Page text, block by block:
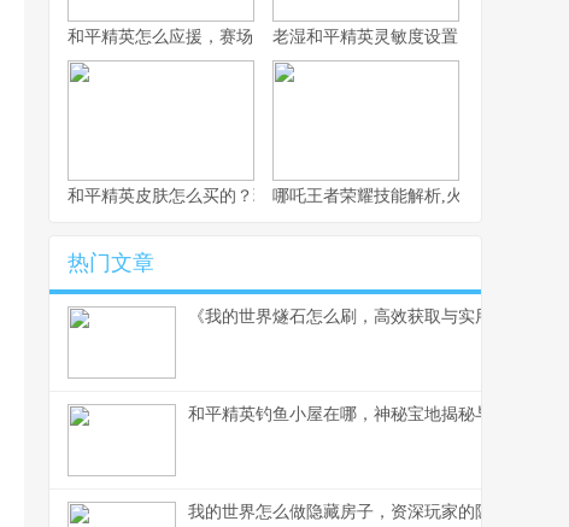
和平精英怎么应援，赛场内外皆是战场老湿和平精英灵敏度设置：指尖胜负的
和平精英皮肤怎么买的？玩家必备的虚拟时尚指南
哪吒王者荣耀技能解析,火焰少年的战场
热门文章
《我的世界燧石怎么刷，高效获取与实用技巧全解
和平精英钓鱼小屋在哪，神秘宝地揭秘与实战攻略
我的世界怎么做隐藏房子，资深玩家的隐匿艺术指